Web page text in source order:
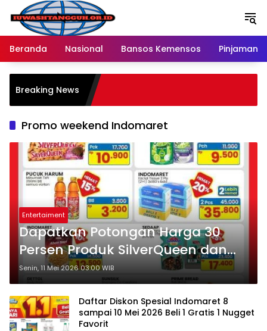
Langsung
konten
Beranda
Nasional Bansos Kemensos Pinjaman
Breaking News
Promo weekend Indomaret
Entertaiment
Dapatkan Potongan Harga 30
Persen Produk SilverQueen dan
Shinzu’i di Indomaret 8-10 Mei
2026
Senin, 11 Mei 2026 03:00 WIB
Daftar Diskon Spesial Indomaret 8
sampai 10 Mei 2026 Beli 1 Gratis 1 Nugget
Favorit